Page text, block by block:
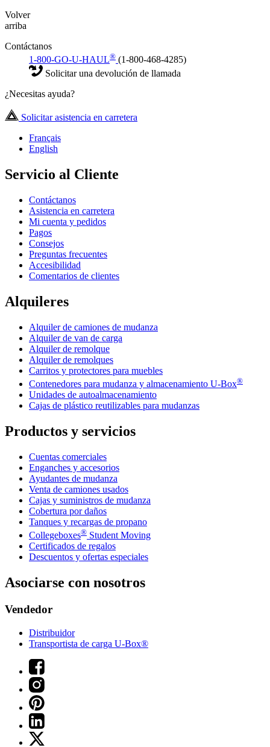
Volver
arriba
Contáctanos
1-800-GO-U-HAUL® (1-800-468-4285)
Solicitar una devolución de llamada
¿Necesitas ayuda?
Solicitar asistencia en carretera
Français
English
Servicio al Cliente
Contáctanos
Asistencia en carretera
Mi cuenta y pedidos
Pagos
Consejos
Preguntas frecuentes
Accesibilidad
Comentarios de clientes
Alquileres
Alquiler de camiones de mudanza
Alquiler de van de carga
Alquiler de remolque
Alquiler de remolques
Carritos y protectores para muebles
Contenedores para mudanza y almacenamiento U-Box®
Unidades de autoalmacenamiento
Cajas de plástico reutilizables para mudanzas
Productos y servicios
Cuentas comerciales
Enganches y accesorios
Ayudantes de mudanza
Venta de camiones usados
Cajas y suministros de mudanza
Cobertura por daños
Tanques y recargas de propano
Collegeboxes® Student Moving
Certificados de regalos
Descuentos y ofertas especiales
Asociarse con nosotros
Vendedor
Distribuidor
Transportista de carga U-Box®